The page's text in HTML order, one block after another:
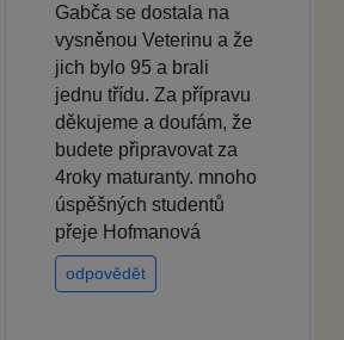
Gabča se dostala na
vysněnou Veterinu a že
jich bylo 95 a brali
jednu třídu. Za přípravu
děkujeme a doufám, že
budete připravovat za
4roky maturanty. mnoho
úspěšných studentů
přeje Hofmanová
odpovědět